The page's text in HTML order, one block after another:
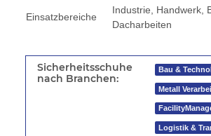
Einsatzbereiche
Industrie, Handwerk,
Dacharbeiten
Sicherheitsschuhe
nach Branchen:
Bau &
Metall
Logistik &